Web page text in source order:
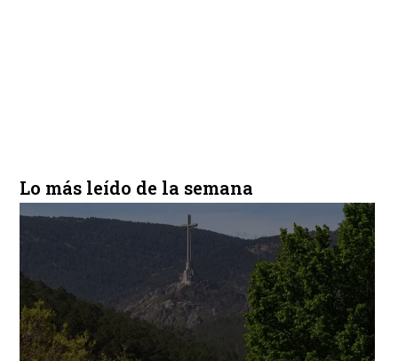
Lo más leído de la semana